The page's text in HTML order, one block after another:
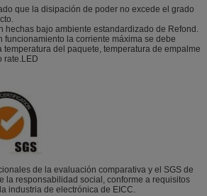
que la disipación de poder no excede el grado
hechas bajo ambiente estandardizado de Refond.
funcionamiento la corriente máxima se debe
del paquete, temperatura de empalme
rate.LED
de la evaluación comparativa y el SGS de
la responsabilidad social, conforme a requisitos
industria de electrónica de EICC.